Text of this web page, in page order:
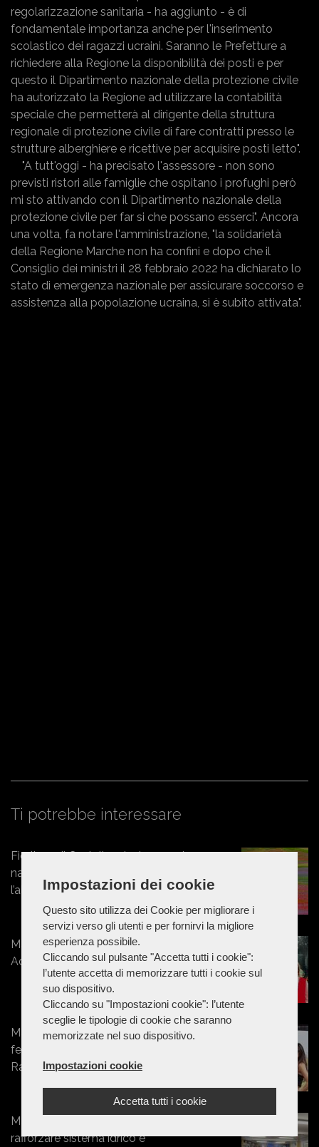
Impostazioni dei cookie
Questo sito utilizza dei Cookie per migliorare i
servizi verso gli utenti e per fornirvi la migliore
esperienza possibile.
Cliccando sul pulsante "Accetta tutti i cookie":
l’utente accetta di memorizzare tutti i cookie sul
suo dispositivo.
Cliccando su "Impostazioni cookie": l’utente
sceglie le tipologie di cookie che saranno
memorizzate nel suo dispositivo.
Impostazioni cookie
Accetta tutti i cookie
regolarizzazione sanitaria - ha aggiunto - è di
fondamentale importanza anche per l'inserimento
scolastico dei ragazzi ucraini. Saranno le Prefetture a
richiedere alla Regione la disponibilità dei posti e per
questo il Dipartimento nazionale della protezione civile
ha autorizzato la Regione ad utilizzare la contabilità
speciale che permetterà al dirigente della struttura
regionale di protezione civile di fare contratti presso le
strutture alberghiere e ricettive per acquisire posti letto".
"A tutt'oggi - ha precisato l'assessore - non sono
previsti ristori alle famiglie che ospitano i profughi però
mi sto attivando con il Dipartimento nazionale della
protezione civile per far si che possano esserci". Ancora
una volta, fa notare l'amministrazione, "la solidarietà
della Regione Marche non ha confini e dopo che il
Consiglio dei ministri il 28 febbraio 2022 ha dichiarato lo
stato di emergenza nazionale per assicurare soccorso e
assistenza alla popolazione ucraina, si è subito attivata".
Ti potrebbe interessare
Fioritura di Castelluccio, tornano le
navette Contram per raggiungere
l’altopiano
Marche - Estate 2026: al Parco
Acquatico Eldorado in bus
Marche - Dallo sportswear
femminile al mondo dei motori:
Rashway conquista la Superbike
Marche - Energia, Federbim a Visso:
rafforzare sistema idrico e